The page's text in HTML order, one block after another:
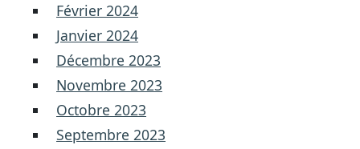
Février 2024
Janvier 2024
Décembre 2023
Novembre 2023
Octobre 2023
Septembre 2023